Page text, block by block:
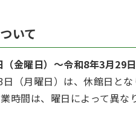
いて
金曜日）～令和8年3月29日
（月曜日）は、休館日とな
時間は、曜日によって異な